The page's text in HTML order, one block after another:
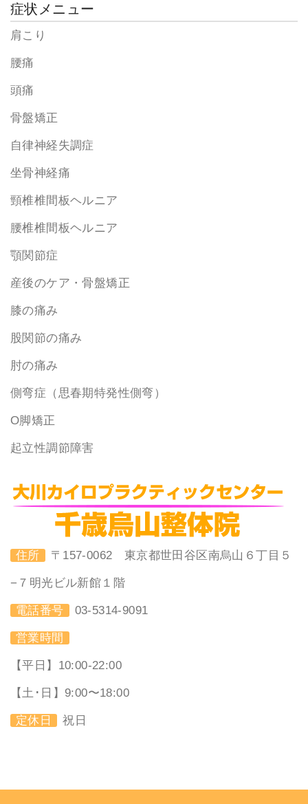
症状メニュー
肩こり
腰痛
頭痛
骨盤矯正
自律神経失調症
坐骨神経痛
頸椎椎間板ヘルニア
腰椎椎間板ヘルニア
顎関節症
産後のケア・骨盤矯正
膝の痛み
股関節の痛み
肘の痛み
側弯症（思春期特発性側弯）
O脚矯正
起立性調節障害
住所 〒157-0062 東京都世田谷区南烏山６丁目５
−７明光ビル新館１階
電話番号 03-5314-9091
営業時間
【平日】10:00-22:00
【土･日】9:00〜18:00
定休日 祝日